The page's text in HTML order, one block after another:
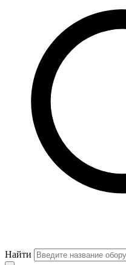
Найти